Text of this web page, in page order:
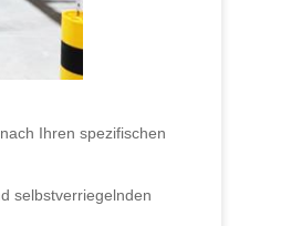
Ihren spezifischen
selbstverriegelnden